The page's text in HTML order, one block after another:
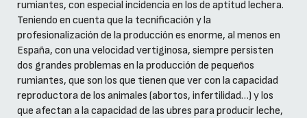
rumiantes, con especial incidencia en los de aptitud lechera.
Teniendo en cuenta que la tecnificación y la
profesionalización de la producción es enorme, al menos en
España, con una velocidad vertiginosa, siempre persisten
dos grandes problemas en la producción de pequeños
rumiantes, que son los que tienen que ver con la capacidad
reproductora de los animales (abortos, infertilidad…) y los
que afectan a la capacidad de las ubres para producir leche,